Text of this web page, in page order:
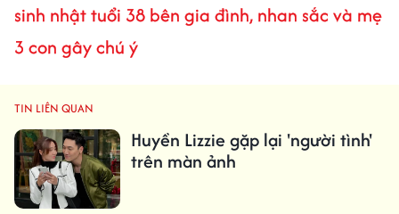
sinh nhật tuổi 38 bên gia đình, nhan sắc và mẹ
3 con gây chú ý
TIN LIÊN QUAN
Huyền Lizzie gặp lại 'người tình'
trên màn ảnh